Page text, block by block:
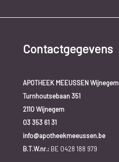
Contactgegevens
APOTHEEK MEEUSSEN Wijnegem
Turnhoutsebaan 351
2110 Wijnegem
03 353 61 31
info@apotheekmeeussen.be
B.T.W.nr.:BE 0428 188 979